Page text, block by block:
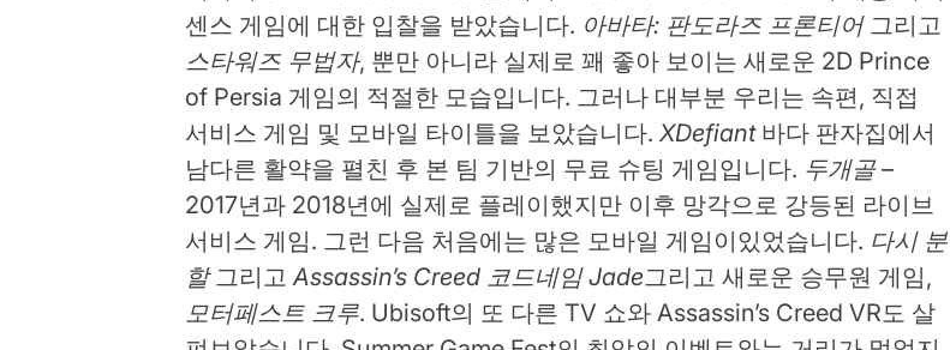
센스 게임에 대한 입찰을 받았습니다. 아바타: 판도라즈 프론티어그리고
스타워즈 무법자, 뿐만 아니라 실제로 꽤 좋아 보이는 새로운 2D Prince
of Persia 게임의 적절한 모습입니다. 그러나 대부분 우리는 속편, 직접
서비스 게임 및 모바일 타이틀을 보았습니다.XDefiant 바다 판자집에서
남다른 활약을 펼친 후 본 팀 기반의 무료 슈팅 게임입니다. 두개골–
2017년과 2018년에 실제로 플레이했지만 이후 망각으로 강등된 라이브
서비스 게임. 그런 다음 처음에는 많은 모바일 게임이있었습니다. 다시 분
할그리고Assassin’s Creed 코드네임 Jade그리고 새로운 승무원 게임,
모터페스트 크루. Ubisoft의 또 다른 TV 쇼와 Assassin’s Creed VR도 살